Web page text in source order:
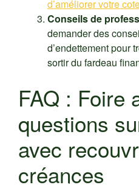
d’améliorer votre
Conseils de
demander des
d’endettement pour
sortir du fardeau
FAQ : Foire
questions
avec
créances